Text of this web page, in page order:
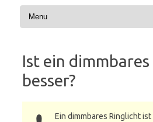
Ist ein
besser?
Ein dimmbares Ringlicht